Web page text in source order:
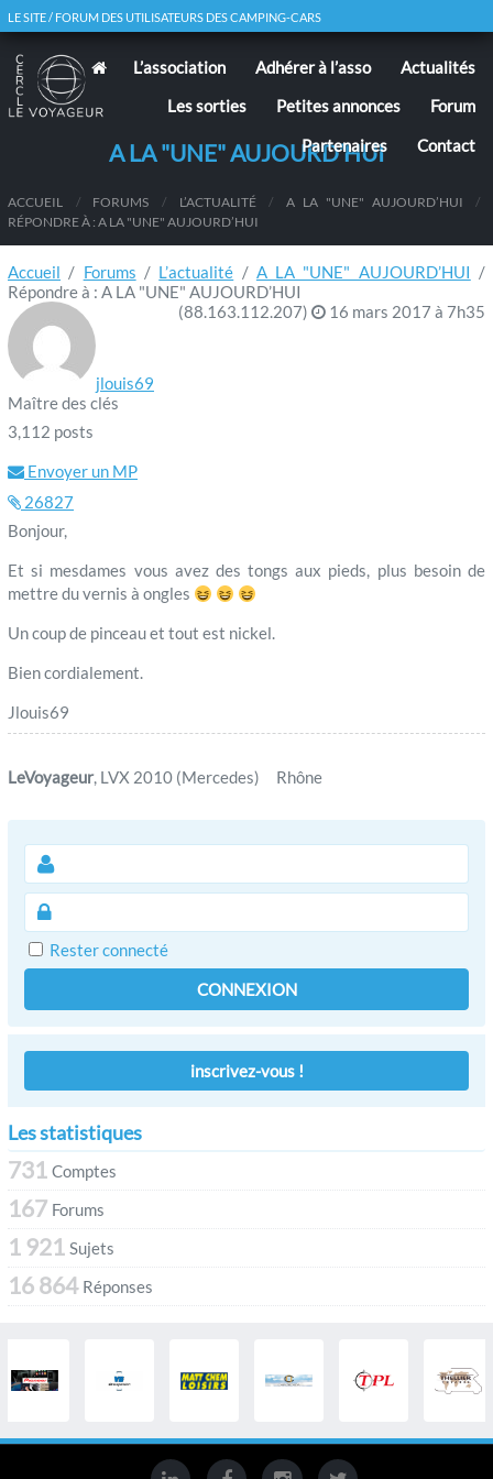
LE SITE / FORUM DES UTILISATEURS DES CAMPING-CARS
L’association Adhérer à l’asso
Actualités
Les sorties
Petites annonces
Forum
Partenaires
Contact
A LA "UNE" AUJOURD’HUI
ACCUEIL / FORUMS / L’ACTUALITÉ / A LA "UNE" AUJOURD’HUI
/
RÉPONDRE À : A LA "UNE" AUJOURD’HUI
Accueil / Forums / L’actualité / A LA "UNE" AUJOURD’HUI /
Répondre à : A LA "UNE" AUJOURD’HUI
(88.163.112.207)
16 mars 2017 à 7h35
jlouis69
Maître des clés
3,112 posts
Envoyer un MP
26827
Bonjour,
Et si mesdames vous avez des tongs aux pieds, plus besoin de
mettre du vernis à ongles
Un coup de pinceau et tout est nickel.
Bien cordialement.
Jlouis69
LeVoyageur, LVX 2010 (Mercedes) Rhône
Rester connecté
CONNEXION
inscrivez-vous !
Les statistiques
731 Comptes
167 Forums
1 921 Sujets
16 864 Réponses